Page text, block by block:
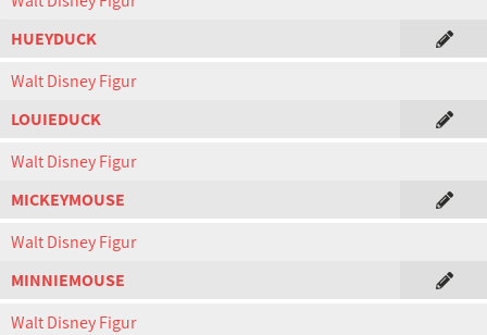
HUEYDUCK
Walt Disney Figur
LOUIEDUCK
Walt Disney Figur
MICKEYMOUSE
Walt Disney Figur
MINNIEMOUSE
Walt Disney Figur